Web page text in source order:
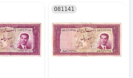
081141